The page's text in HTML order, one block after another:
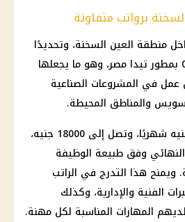
برواتب متفاوتة
منطقة العين السخنة، وتحديدًا
في نطاق قطعة 2-01-08 بمطور تيدا مصر، وهو ما يجعلها
عمل في المشروعات الصناعية
والمناطق المحيطة.
وتبدأ الرواتب من 8000 جنيه شهريًا، وتصل إلى 18000 جنيه،
وفق طبيعة الوظيفة
ويمنح هذا التدرج في الراتب
الفنية والإدارية، وكذلك
المهارات المناسبة لكل مهنة.